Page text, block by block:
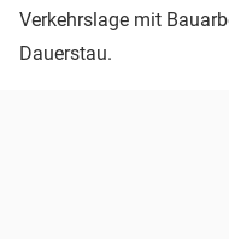
Verkehrslage mit
Dauerstau.